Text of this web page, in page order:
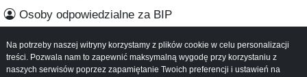
Osoby odpowiedzialne za BIP
Informacje o serwisie
Na potrzeby naszej witryny korzystamy z plików cookie w celu personalizacji
treści. Pozwala nam to zapewnić maksymalną wygodę przy korzystaniu z
naszych serwisów poprzez zapamiętanie Twoich preferencji i ustawień na